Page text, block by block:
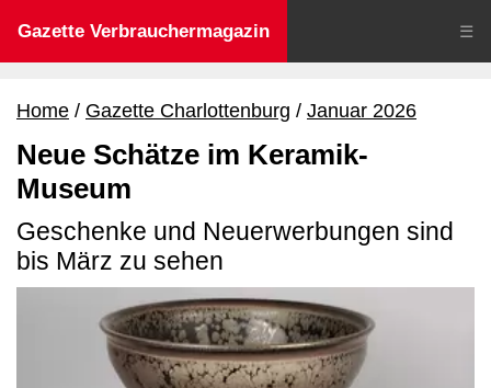
Gazette Verbrauchermagazin ☰
Home Gazette Charlottenburg Januar 2026
Neue Schätze im Keramik-
Museum
Geschenke und Neuerwerbungen sind
bis März zu sehen